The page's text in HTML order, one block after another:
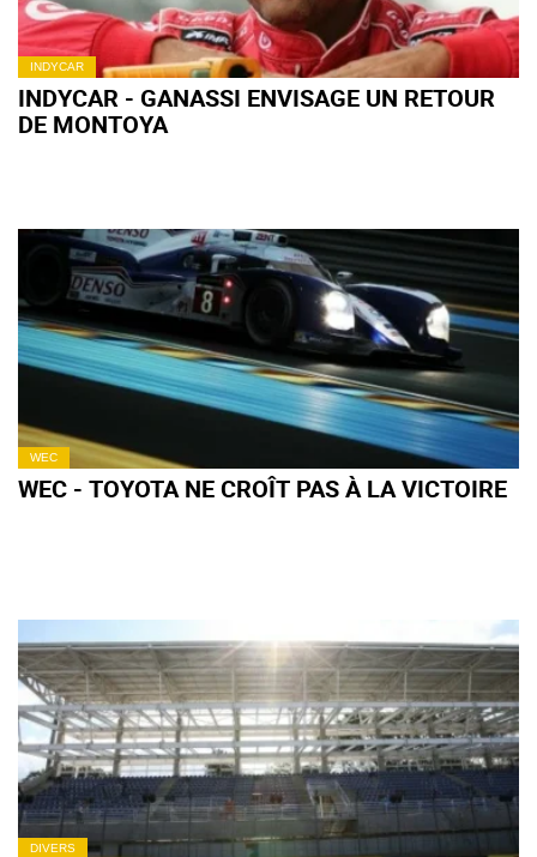
INDYCAR
INDYCAR - GANASSI ENVISAGE UN RETOUR
DE MONTOYA
WEC
WEC - TOYOTA NE CROÎT PAS À LA VICTOIRE
DIVERS